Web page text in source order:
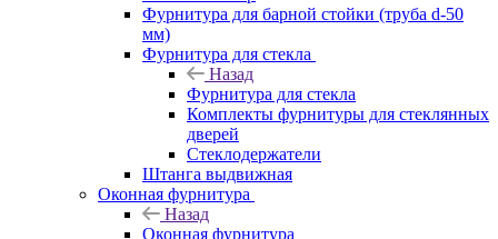
Фурнитура для барной стойки (труба d-50
мм)
Фурнитура для стекла
Назад
Фурнитура для стекла
Комплекты фурнитуры для стеклянных
дверей
Стеклодержатели
Штанга выдвижная
Оконная фурнитура
Назад
Оконная фурнитура